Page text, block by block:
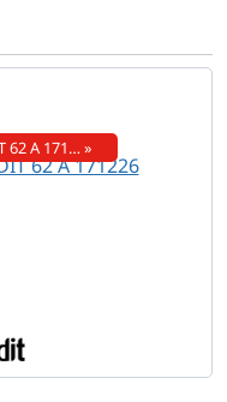
62 A 171… »